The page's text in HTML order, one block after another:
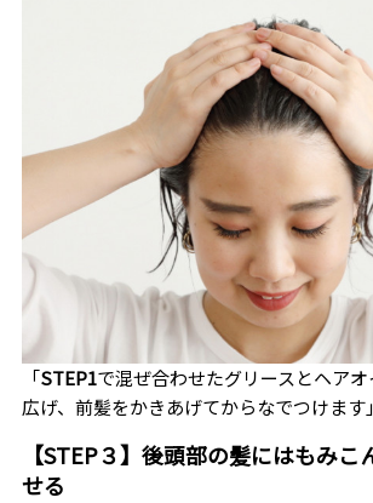
「STEP1で混ぜ合わせたグリースとヘア
広げ、前髪をかきあげてからなでつけます」
【STEP３】後頭部の髪にはもみこ
せる